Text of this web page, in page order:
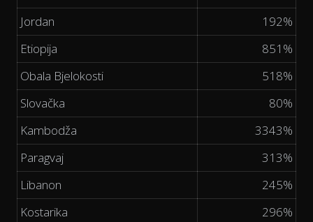
Jordan
192%
Etiopija
851%
Obala Bjelokosti
518%
Slovačka
80%
Kambodža
3343%
Paragvaj
313%
Libanon
245%
Kostarika
296%